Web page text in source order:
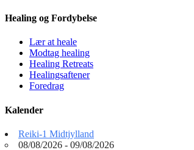
Healing og Fordybelse
Lær at heale
Modtag healing
Healing Retreats
Healingsaftener
Foredrag
Kalender
Reiki-1 Midtjylland
08/08/2026 - 09/08/2026